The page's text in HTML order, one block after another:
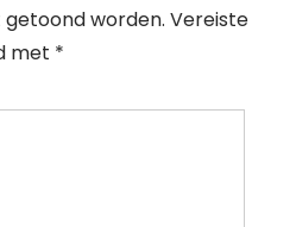
worden. Vereiste
met *